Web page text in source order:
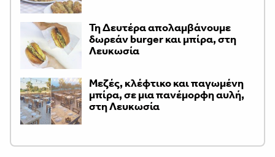
Τη Δευτέρα απολαμβάνουμε
δωρεάν burger και μπίρα, στη
Λευκωσία
Μεζές, κλέφτικο και παγωμένη
μπίρα, σε μια πανέμορφη αυλή,
στη Λευκωσία